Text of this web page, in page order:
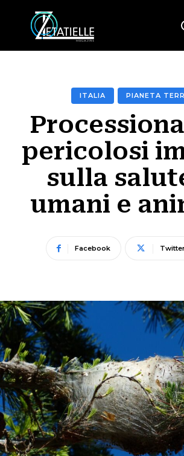
ITALIA PIANETA
pericolosi
sulla
umani e
Facebook